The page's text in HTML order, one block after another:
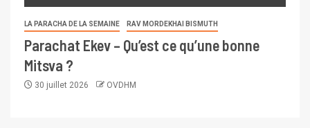
LA PARACHA DE LA SEMAINE RAV MORDEKHAI BISMUTH
Parachat Ekev – Qu’est ce qu’une bonne
Mitsva ?
30 juillet 2026 OVDHM